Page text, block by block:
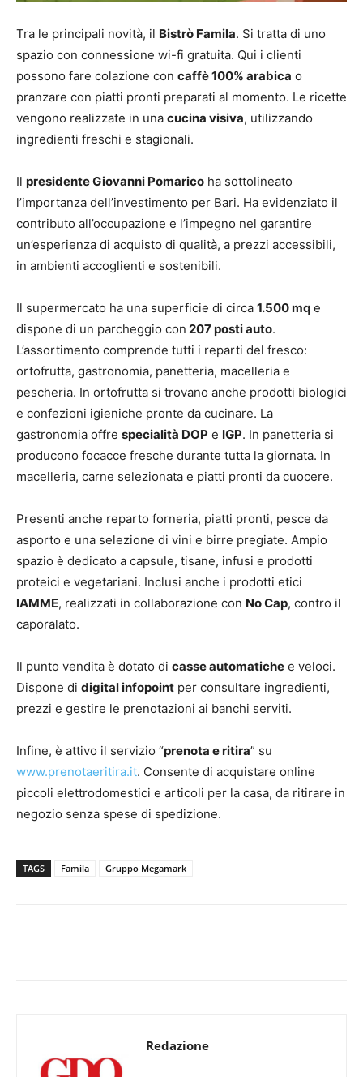
Tra le principali novità, il Bistrò Famila. Si tratta di uno
spazio con connessione wi-fi gratuita. Qui i clienti
possono fare colazione con caffè 100% arabica o
pranzare con piatti pronti preparati al momento. Le ricette
vengono realizzate in una cucina visiva, utilizzando
ingredienti freschi e stagionali.
Il presidente Giovanni Pomarico ha sottolineato
l’importanza dell’investimento per Bari. Ha evidenziato il
contributo all’occupazione e l’impegno nel garantire
un’esperienza di acquisto di qualità, a prezzi accessibili,
in ambienti accoglienti e sostenibili.
Il supermercato ha una superficie di circa 1.500 mq e
dispone di un parcheggio con 207 posti auto.
L’assortimento comprende tutti i reparti del fresco:
ortofrutta, gastronomia, panetteria, macelleria e
pescheria. In ortofrutta si trovano anche prodotti biologici
e confezioni igieniche pronte da cucinare. La
gastronomia offre specialità DOP e IGP. In panetteria si
producono focacce fresche durante tutta la giornata. In
macelleria, carne selezionata e piatti pronti da cuocere.
Presenti anche reparto forneria, piatti pronti, pesce da
asporto e una selezione di vini e birre pregiate. Ampio
spazio è dedicato a capsule, tisane, infusi e prodotti
proteici e vegetariani. Inclusi anche i prodotti etici
IAMME, realizzati in collaborazione con No Cap, contro il
caporalato.
Il punto vendita è dotato di casse automatiche e veloci.
Dispone di digital infopoint per consultare ingredienti,
prezzi e gestire le prenotazioni ai banchi serviti.
Infine, è attivo il servizio “prenota e ritira” su
www.prenotaeritira.it. Consente di acquistare online
piccoli elettrodomestici e articoli per la casa, da ritirare in
negozio senza spese di spedizione.
TAGS Famila Gruppo Megamark
Redazione